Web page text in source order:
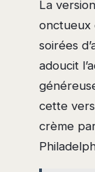
La
onctueux
soirées
adoucit
cette
crème